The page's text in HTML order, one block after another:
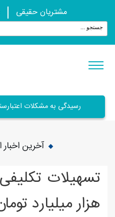
مشتریان حقیقی
رسیدگی به مشکلات
آخرین
هزار میلیارد